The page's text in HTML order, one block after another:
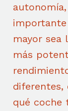
mayor sea
más
diferentes,
qué coche